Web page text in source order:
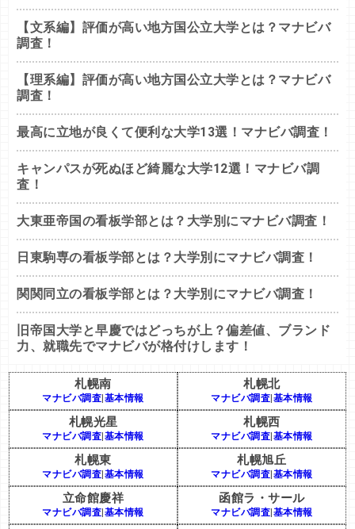
【文系編】評価が高い地方国公立大学とは？マナビバ
調査！
【理系編】評価が高い地方国公立大学とは？マナビバ
調査！
最高に立地が良くて便利な大学13選！マナビバ調査！
キャンパスが死ぬほど綺麗な大学12選！マナビバ調
査！
大東亜帝国の看板学部とは？大学別にマナビバ調査！
日東駒専の看板学部とは？大学別にマナビバ調査！
関関同立の看板学部とは？大学別にマナビバ調査！
旧帝国大学と早慶ではどっちが上？偏差値、ブランド
力、就職先でマナビバが格付けします！
札幌南
マナビバ調査|基本情報
札幌北
マナビバ調査|基本情報
札幌光星
マナビバ調査|基本情報
札幌西
マナビバ調査|基本情報
札幌東
マナビバ調査|基本情報
札幌旭丘
マナビバ調査|基本情報
立命館慶祥
マナビバ調査|基本情報
函館ラ・サール
マナビバ調査|基本情報